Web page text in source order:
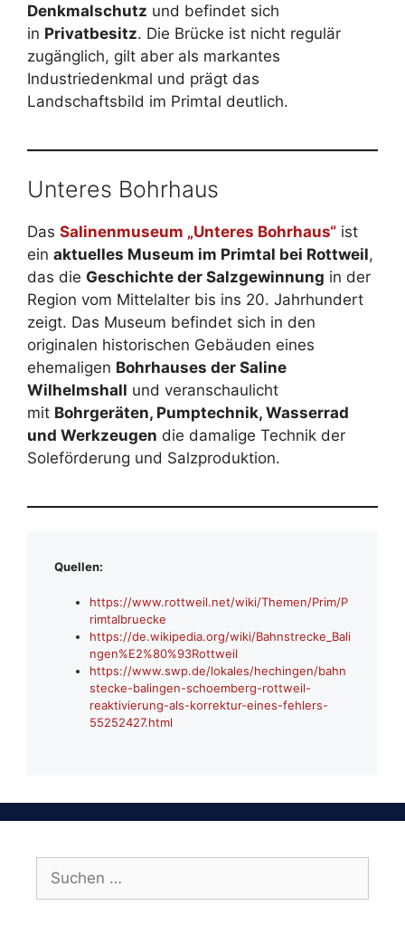
Denkmalschutz und befindet sich
in Privatbesitz. Die Brücke ist nicht regulär
zugänglich, gilt aber als markantes
Industriedenkmal und prägt das
Landschaftsbild im Primtal deutlich.
Unteres Bohrhaus
Das Salinenmuseum „Unteres Bohrhaus“ ist
ein aktuelles Museum im Primtal bei Rottweil,
das die Geschichte der Salzgewinnung in der
Region vom Mittelalter bis ins 20. Jahrhundert
zeigt. Das Museum befindet sich in den
originalen historischen Gebäuden eines
ehemaligen Bohrhauses der Saline
Wilhelmshall und veranschaulicht
mit Bohrgeräten, Pumptechnik, Wasserrad
und Werkzeugen die damalige Technik der
Soleförderung und Salzproduktion.
Quellen:
https://www.rottweil.net/wiki/Themen/Prim/P
rimtalbruecke
https://de.wikipedia.org/wiki/Bahnstrecke_Bali
ngen%E2%80%93Rottweil
https://www.swp.de/lokales/hechingen/bahn
stecke-balingen-schoemberg-rottweil-
reaktivierung-als-korrektur-eines-fehlers-
55252427.html
Suchen
nach: